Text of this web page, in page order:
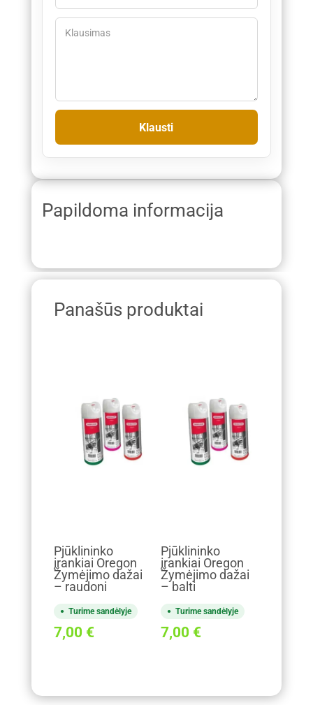
Papildoma informacija
Panašūs produktai
Pjūklininko
įrankiai Oregon
Žymėjimo dažai
– raudoni
Turime sandėlyje
7,00 €
Pjūklininko
įrankiai Oregon
Žymėjimo dažai
– balti
Turime sandėlyje
7,00 €